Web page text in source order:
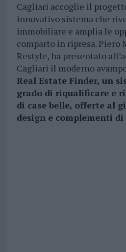
Cagliari accoglie il
innovativo sistema che
immobiliare e amplia le
comparto in ripresa. Piero
Restyle, ha presentato
Cagliari il moderno
Real Estate Finder, un
grado di riqualificare e
di case belle, offerte al
design e complementi